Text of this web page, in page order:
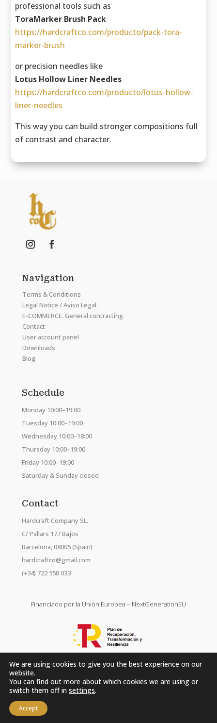
professional tools such as
ToraMarker Brush Pack
https://hardcraftco.com/producto/pack-tora-
marker-brush
or precision needles like
Lotus Hollow Liner Needles
https://hardcraftco.com/producto/lotus-hollow-
liner-needles
This way you can build stronger compositions full
of contrast and character.
Navigation
Terms & Conditions
Legal Notice / Aviso Legal.
E-COMMERCE. General contracting
Contact
User account panel
Downloads
Blog
Schedule
Monday 10:00–19:00
Tuesday 10:00–19:00
Wednesday 10:00–18:00
Thursday 10:00–19:00
Friday 10:00–19:00
Saturday & Sunday closed
Contact
Hardcraft Company SL.
C/ Pallars 177 Bajos
Barcelona, 08005 (Spain)
hardcraftco@gmail.com
(+34) 722 558 033
Financiado por la Unión Europea – NextGenerationEU
We are using cookies to give you the best experience on our
website.
You can find out more about which cookies we are using or
switch them off in settings.
Accept